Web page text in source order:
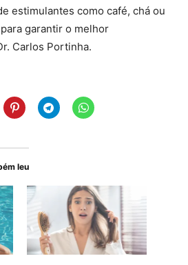
estimulantes como café, chá ou
garantir o melhor
Carlos Portinha.
leu